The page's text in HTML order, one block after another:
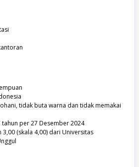
tidak buta warna dan tidak memakai
tahun per 27 Desember 2024
3,00 (skala 4,00) dari Universitas